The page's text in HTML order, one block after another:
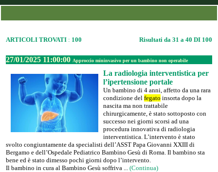
ARTICOLI TROVATI : 100 Risultati da 31 a 40 DI 100
27/01/2025 11:00:00 Approccio mininvasivo per un bambino non operabile
La radiologia interventistica per
l’ipertensione portale
Un bambino di 4 anni, affetto da una rara
condizione del fegato insorta dopo la
nascita ma non trattabile
chirurgicamente, è stato sottoposto con
successo nei giorni scorsi ad una
procedura innovativa di radiologia
interventistica. L’intervento è stato
svolto congiuntamente da specialisti dell’ASST Papa Giovanni XXIII di
Bergamo e dell’Ospedale Pediatrico Bambino Gesù di Roma. Il bambino sta
bene ed è stato dimesso pochi giorni dopo l’intervento.
Il bambino in cura al Bambino Gesù soffriva ... (Continua)